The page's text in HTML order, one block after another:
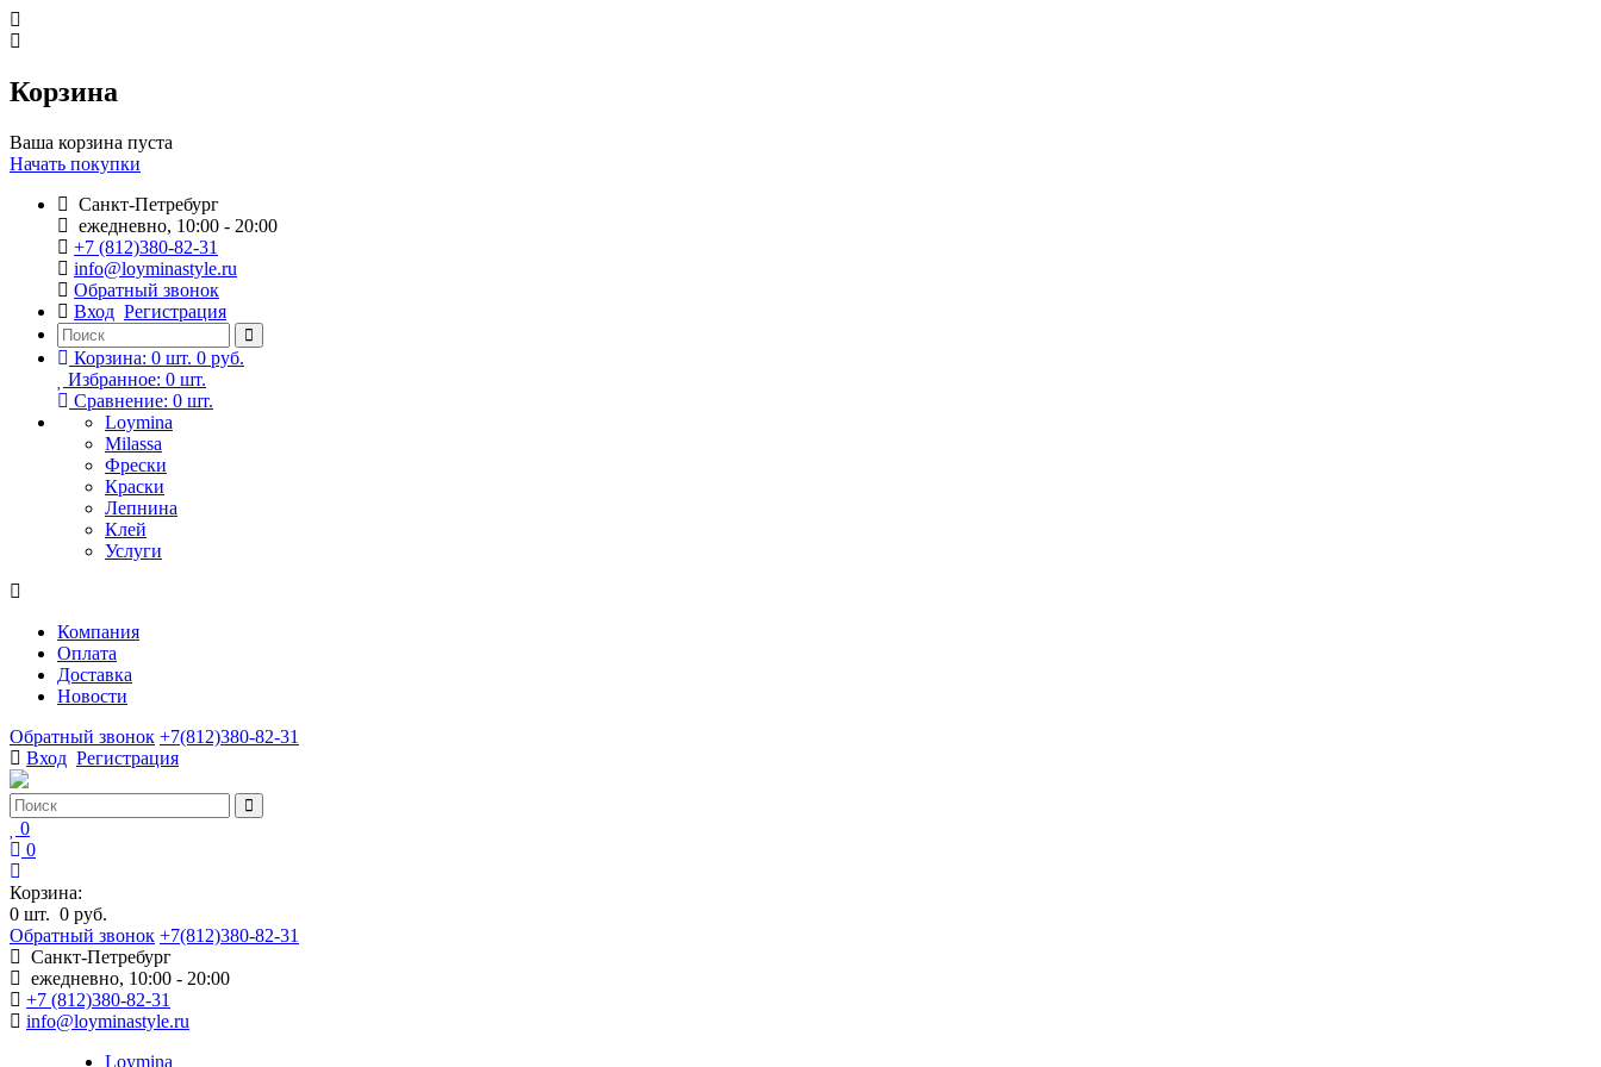
Корзина
Ваша корзина пуста
Начать покупки
Санкт-Петребург
ежедневно, 10:00 - 20:00
+7 (812)380-82-31
info@loyminastyle.ru
Обратный звонок
Вход Регистрация
Корзина: 0 шт. 0 руб.
Избранное: 0 шт.
Сравнение: 0 шт.
Loymina
Milassa
Фрески
Краски
Лепнина
Клей
Услуги
Компания
Оплата
Доставка
Новости
Обратный звонок +7(812)380-82-31
Вход Регистрация
0
0
Корзина:
0 шт. 0 руб.
Обратный звонок +7(812)380-82-31
Санкт-Петребург
ежедневно, 10:00 - 20:00
+7 (812)380-82-31
info@loyminastyle.ru
Loymina